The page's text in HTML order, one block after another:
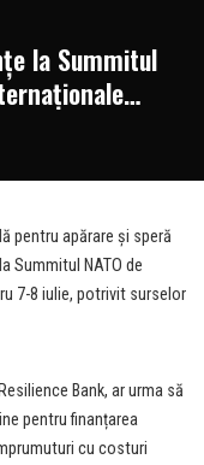
la Summitul
ar
pentru apărare și speră
Summitul NATO de
7-8 iulie, potrivit surselor
Bank, ar urma să
pentru finanțarea
cu costuri